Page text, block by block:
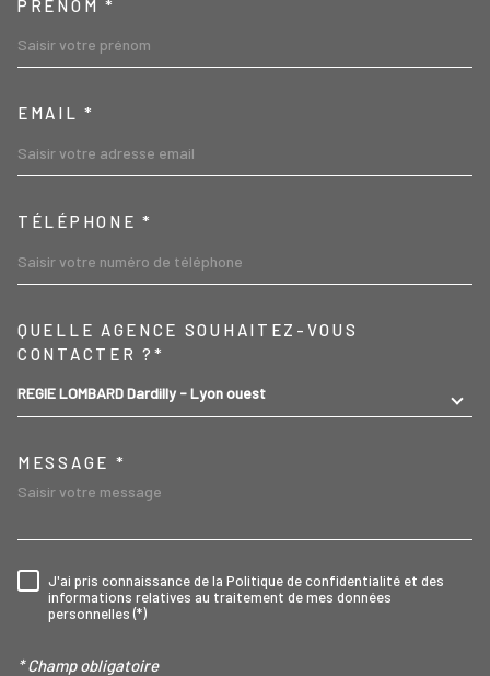
PRÉNOM *
EMAIL *
TÉLÉPHONE *
QUELLE AGENCE SOUHAITEZ-VOUS
CONTACTER ?*
REGIE LOMBARD Dardilly - Lyon ouest
MESSAGE *
RÈGLEMENTATION
J'ai pris connaissance de la Politique de confidentialité et des
informations relatives au traitement de mes données
personnelles (*)
* Champ obligatoire